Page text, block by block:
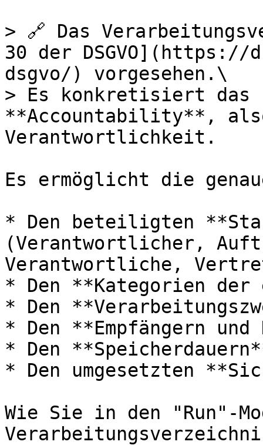
> 🔗 Das
30 der
dsgvo/) vorgesehen.\
> Es konkretisiert das
**Accountability**,
Verantwortlichkeit.
Es ermöglicht die
* Den beteiligten
(Verantwortlicher,
Verantwortliche,
* Den **Kategorien der
* Den
* Den **Empfängern
* Den
* Den umgesetzten
Wie Sie in den "Run"-